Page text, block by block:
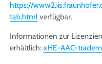
https://
tab.html verfügbar.
Informationen zur
erhältlich: xHE-AAC-